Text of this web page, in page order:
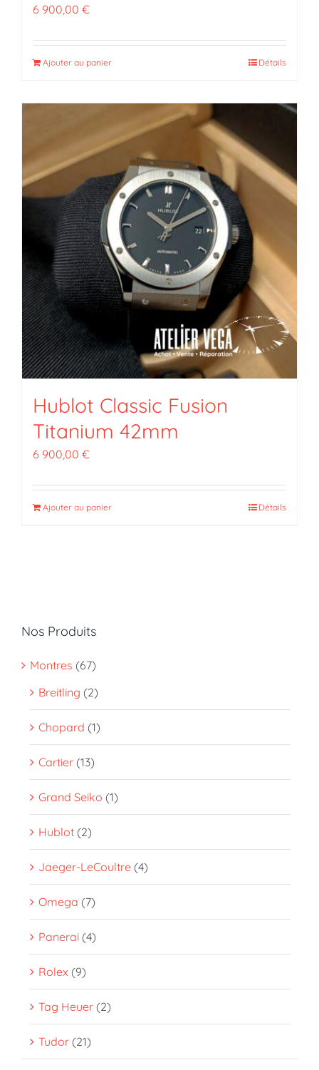
6 900,00 €
Ajouter au panier Détails
Hublot Classic Fusion
Titanium 42mm
6 900,00 €
Ajouter au panier Détails
Nos Produits
Montres (67)
Breitling (2)
Chopard (1)
Cartier (13)
Grand Seiko (1)
Hublot (2)
Jaeger-LeCoultre (4)
Omega (7)
Panerai (4)
Rolex (9)
Tag Heuer (2)
Tudor (21)